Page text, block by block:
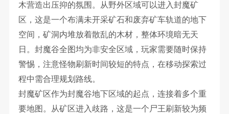
木营造出压抑的氛围。从野外区域可以进入封魔矿
区，这是一个布满未开采矿石和废弃矿车轨道的地下
空间，矿洞内堆放着散乱的木材，整体环境暗无天
日。封魔谷全图均为非安全区域，玩家需要随时保持
警惕，注意怪物刷新时间较短的特点，在移动探索过
程中需合理规划路线。
封魔矿区作为封魔谷地下区域的起点，连接着多个重
要地图。从矿区进入歧路，这是一个尸王刷新较为频